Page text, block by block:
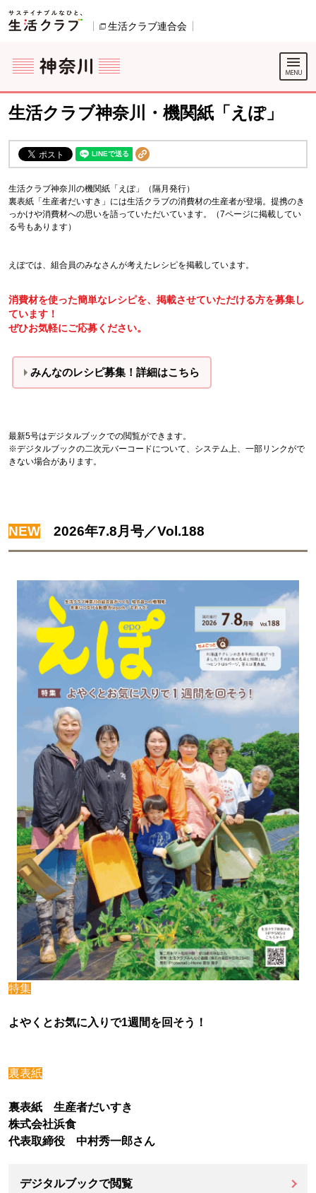
ページの先頭です。
生活クラブ連合会
ここからサイト内共通メニューです。
サイト内共通メニューをスキップする
サイト内共通メニューここまで。
生活クラブ神奈川・機関紙「えぽ」
生活クラブ神奈川の機関紙「えぽ」（隔月発行）
裏表紙「生産者だいすき」には生活クラブの消費材の生産者が登場。提携のき
っかけや消費材への思いを語っていただいています。（7ページに掲載してい
る号もあります）
えぽでは、組合員のみなさんが考えたレシピを掲載しています。
消費材を使った簡単なレシピを、掲載させていただける方を募集し
ています！
ぜひお気軽にご応募ください。
みんなのレシピ募集！詳細はこちら
最新5号はデジタルブックでの閲覧ができます。
※デジタルブックの二次元バーコードについて、システム上、一部リンクがで
きない場合があります。
NEW 2026年7.8月号／Vol.188
特集
よやくとお気に入りで1週間を回そう！
裏表紙
裏表紙 生産者だいすき
株式会社浜食
代表取締役 中村秀一郎さん
デジタルブックで閲覧